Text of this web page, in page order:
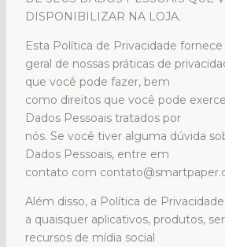
DISPONIBILIZAR NA LOJA.
Esta Política de Privacidade
geral de nossas práticas de
que você pode fazer, bem
como direitos que você pode
Dados Pessoais tratados por
nós. Se você tiver alguma dúvida
Dados Pessoais, entre em
contato com
Além disso, a Política de
a quaisquer aplicativos, produtos,
recursos de mídia social